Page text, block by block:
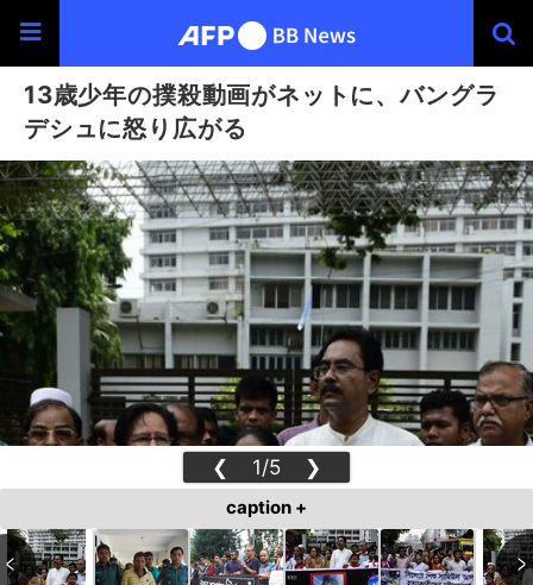
13歳少年の撲殺動画がネットに、バングラ
デシュに怒り広がる
❮ 1/5 ❯
caption +